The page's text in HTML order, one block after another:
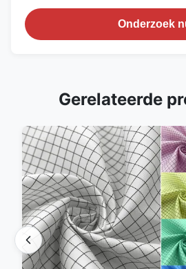
Onderzoek
Gerelateerde